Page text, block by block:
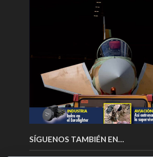
SÍGUENOS TAMBIÉN EN…